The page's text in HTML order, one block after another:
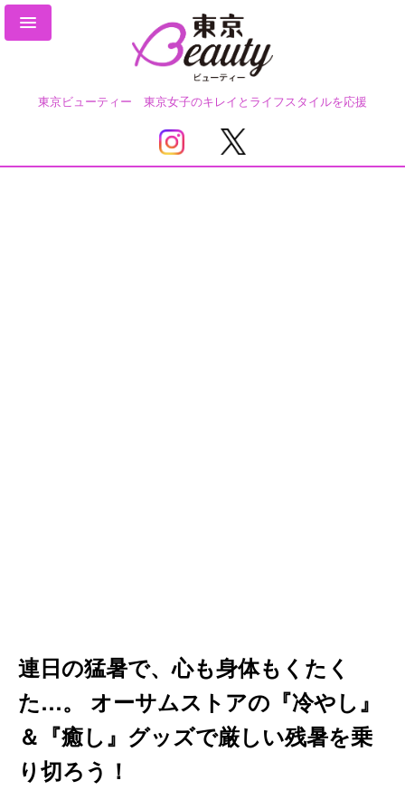
東京ビューティー 東京女子のキレイとライフスタイルを応援
連日の猛暑で、心も身体もくたく
た…。 オーサムストアの『冷やし』
＆『癒し』グッズで厳しい残暑を乗
り切ろう！